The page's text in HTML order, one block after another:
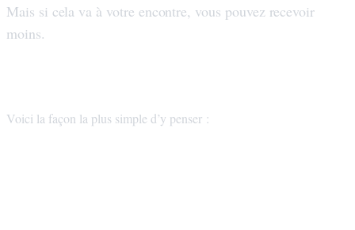
Mais si cela va à votre encontre, vous pouvez recevoir
moins.
Voici la façon la plus simple d’y penser :